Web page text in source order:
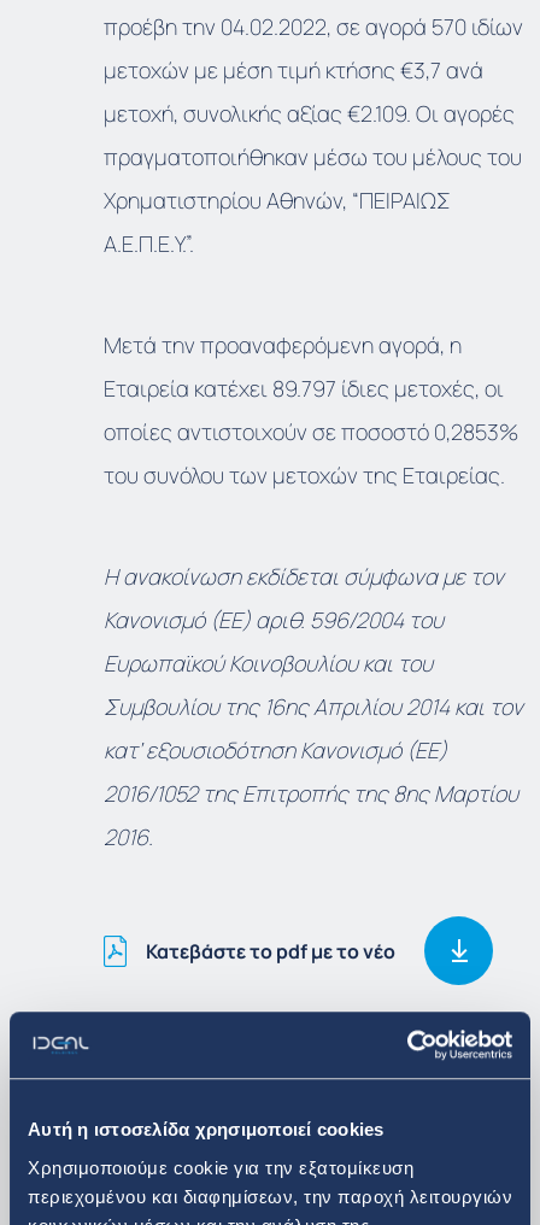
Αυτή η ιστοσελίδα χρησιμοποιεί cookies
Χρησιμοποιούμε cookie για την εξατομίκευση
περιεχομένου και διαφημίσεων, την παροχή λειτουργιών
προέβη την 04.02.2022, σε αγορά 570 ιδίων
μετοχών με μέση τιμή κτήσης €3,7 ανά
μετοχή, συνολικής αξίας €2.109. Οι αγορές
πραγματοποιήθηκαν μέσω του μέλους του
Χρηματιστηρίου Αθηνών, “ΠΕΙΡΑΙΩΣ
Α.Ε.Π.Ε.Υ.”.
Μετά την προαναφερόμενη αγορά, η
Εταιρεία κατέχει 89.797 ίδιες μετοχές, οι
οποίες αντιστοιχούν σε ποσοστό 0,2853%
του συνόλου των μετοχών της Εταιρείας.
Η ανακοίνωση εκδίδεται σύμφωνα με τον
Κανονισμό (ΕΕ) αριθ. 596/2004 του
Ευρωπαϊκού Κοινοβουλίου και του
Συμβουλίου της 16ηςΑπριλίου 2014 και τον
κατ’ εξουσιοδότηση Κανονισμό (ΕΕ)
2016/1052 της Επιτροπής της 8ηςΜαρτίου
2016.
Κατεβάστε το pdf με το νέο
Επενδυτικά Νέα